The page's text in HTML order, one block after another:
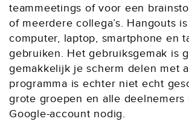
teammeetings of voor een
of meerdere collega’s. Hangouts
computer, laptop, smartphone en
gebruiken. Het gebruiksgemak is
gemakkelijk je scherm delen met
programma is echter niet echt
grote groepen en alle deelnemers
Google-account nodig.